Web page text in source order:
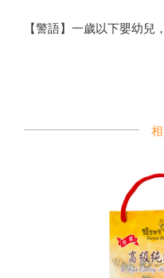
【警語】一歲以下嬰幼兒